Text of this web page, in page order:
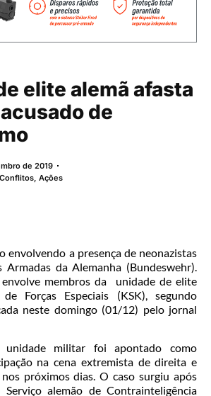
elite alemã afasta
de
de 2019
Ações
envolvendo a presença de neonazistas
Armadas da Alemanha (Bundeswehr).
envolve membros da unidade de elite
Forças Especiais (KSK), segundo
neste domingo (01/12) pelo jornal
unidade militar foi apontado como
na cena extremista de direita e
próximos dias. O caso surgiu após
alemão de Contrainteligência